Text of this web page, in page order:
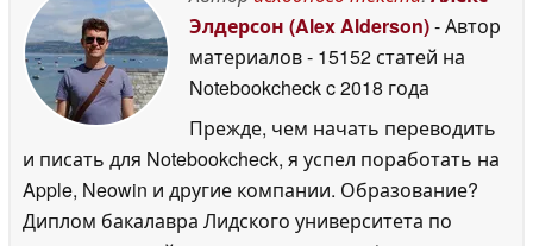
Элдерсон (Alex Alderson)- Автор
материалов- 15152 статей на
Notebookcheckc 2018 года
Прежде, чем начать переводить
и писать для Notebookcheck, я успел поработать на
Apple, Neowin и другие компании. Образование?
Диплом бакалавра Лидского университета по